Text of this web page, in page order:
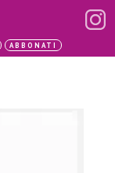
ABBONATI